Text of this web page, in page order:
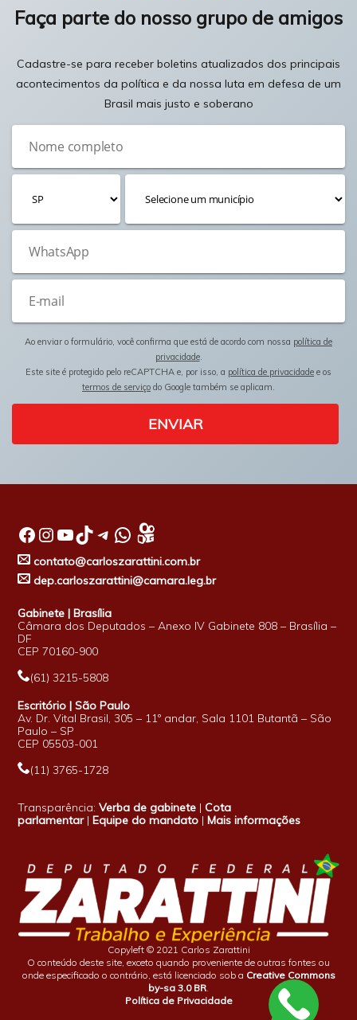
Faça parte do nosso grupo de amigos
Cadastre-se para receber boletins atualizados dos principais
acontecimentos da política e da nossa luta em defesa de um
Brasil mais justo e soberano
Ao enviar o formulário, você confirma que está de acordo com nossa política de
privacidade.
Este site é protegido pelo reCAPTCHA e, por isso, a política de privacidade e os
termos de serviço do Google também se aplicam.
ENVIAR
Facebook InstagramYoutube TikTok Telegram WhatsApp
contato@carloszarattini.com.br
dep.carloszarattini@camara.leg.br
Gabinete | Brasília
Câmara dos Deputados – Anexo IV Gabinete 808 – Brasília –
DF
CEP 70160-900
(61) 3215-5808
Escritório | São Paulo
Av. Dr. Vital Brasil, 305 – 11º andar, Sala 1101 Butantã – São
Paulo – SP
CEP 05503-001
(11) 3765-1728
Transparência:Verba de gabinete |Cota
parlamentar|Equipe do mandato |Mais informações
Copyleft © 2021 Carlos Zarattini
O conteúdo deste site, exceto quando proveniente de outras fontes ou
onde especificado o contrário, está licenciado sob a Creative Commons
by-sa 3.0 BR
Política de Privacidade